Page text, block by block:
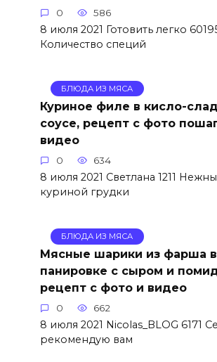
0 586
8 июля 2021 Готовить легко
Количество специй
БЛЮДА ИЗ МЯСА
Куриное филе в кисло-
соусе, рецепт с фото
видео
0 634
8 июля 2021 Светлана 1211
куриной грудки
БЛЮДА ИЗ МЯСА
Мясные шарики из фарша в
панировке с сыром и
рецепт с фото и видео
0 662
8 июля 2021 Nicolas_BLOG 6171
рекомендую вам